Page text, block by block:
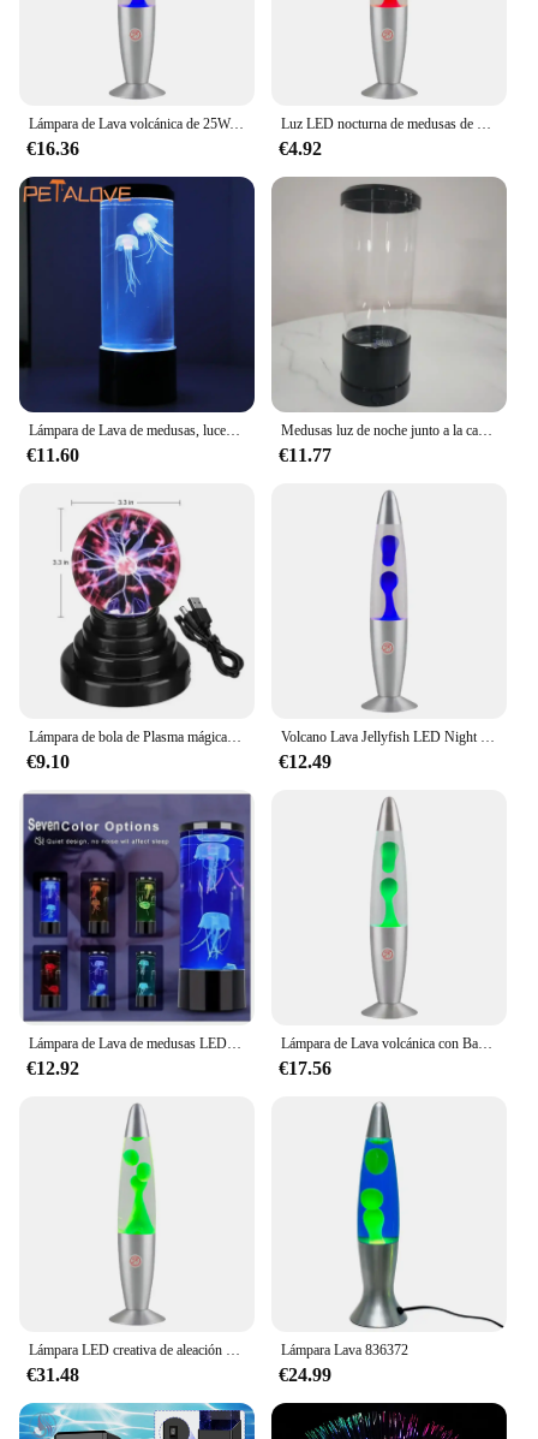
excellent choice for both residential and
commercial spaces. As a wholesale product, they
are available for purchase by vendors and suppliers,
making them an excellent addition to any inventory.
Lámpara de Lava volcánica de 25W, lámpara de Lava de movimiento de la paz, Base de aleación de aluminio, luz nocturna de Lava volcánica creativa para el hogar, sala de estar y dormitorio
€16.36
Luz LED nocturna de medusas de Lava de volcán, lámpara LED de medusas con enchufe británico, luz nocturna de Lava de volcán creativa para el hogar, sala de estar y dormitorio
€4.92
Lámpara de Lava de medusas, luces nocturnas de océano para acuario, luces LED de ambiente de medusas de 7 colores con regalo de decoración de escritorio para dormitorio y hogar
€11.60
Medusas luz de noche junto a la cama cambio de Color medusas tanque acuario lámpara Led decoración de la habitación lámparas de Lava de ambiente relajante
€11.77
Lámpara de bola de Plasma mágica con Control de sonido de 8 pulgadas, luz LED nocturna, luz de Plasma de cristal táctil de ambiente, iluminación decorativa para fiesta de Navidad
€9.10
Volcano Lava Jellyfish LED Night Light, enchufe del Reino Unido, lámpara de mesita de noche, Base de aleación de aluminio, lámpara de cera de matraz, decoración de dormitorio y sala de estar
€12.49
Lámpara de Lava de medusas LED que cambia de Color, Mini acuario, simulación de medusas, Lámpara decorativa, USB, luz nocturna acrílica, regalo para niños
€12.92
Lámpara de Lava volcánica con Base de aleación de aluminio, luz nocturna creativa de 25W para el hogar, sala de estar y dormitorio
€17.56
Lámpara LED creativa de aleación de aluminio para niños, luz de noche de Lava de volcán, para el hogar, sala de estar y dormitorio
€31.48
Lámpara Lava 836372
€24.99